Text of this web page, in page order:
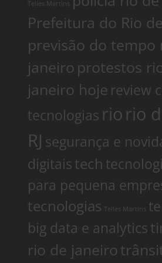
Telles Martins
Prefeitura do Rio
previsão do tempo
janeiro protestos
janeiro hoje review
tecnologias rio rio
RJ segurança e
digitaistech
para pequena
tecnologias Telles Martins
big data e analytics
rio de janeiro